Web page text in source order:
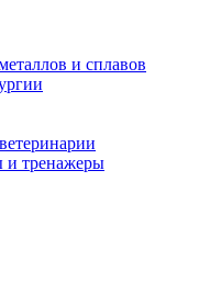
и сплавов
и тренажеры